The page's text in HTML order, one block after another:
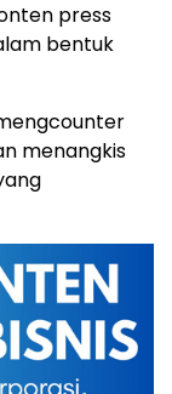
press
bentuk
menangkis